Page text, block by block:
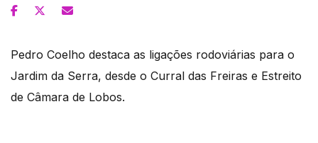
Pedro Coelho destaca as ligações rodoviárias para o
Jardim da Serra, desde o Curral das Freiras e Estreito
de Câmara de Lobos.